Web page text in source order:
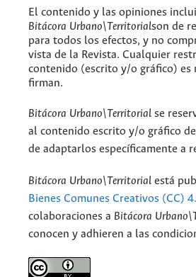
El contenido y las opiniones
Bitácora Urbano\Territorialson de
para todos los efectos, y no
vista de la Revista. Cualquier
contenido (escrito y/o gráfico) es
firman.
Bitácora Urbano\Territorial se
al contenido escrito y/o gráfico
de adaptarlos específicamente a
Bitácora Urbano\Territorial está
Bienes Comunes Creativos (CC)
colaboraciones a Bitácora
conocen y adhieren a las